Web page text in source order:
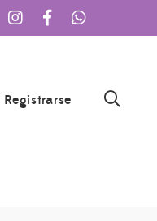
Registrarse